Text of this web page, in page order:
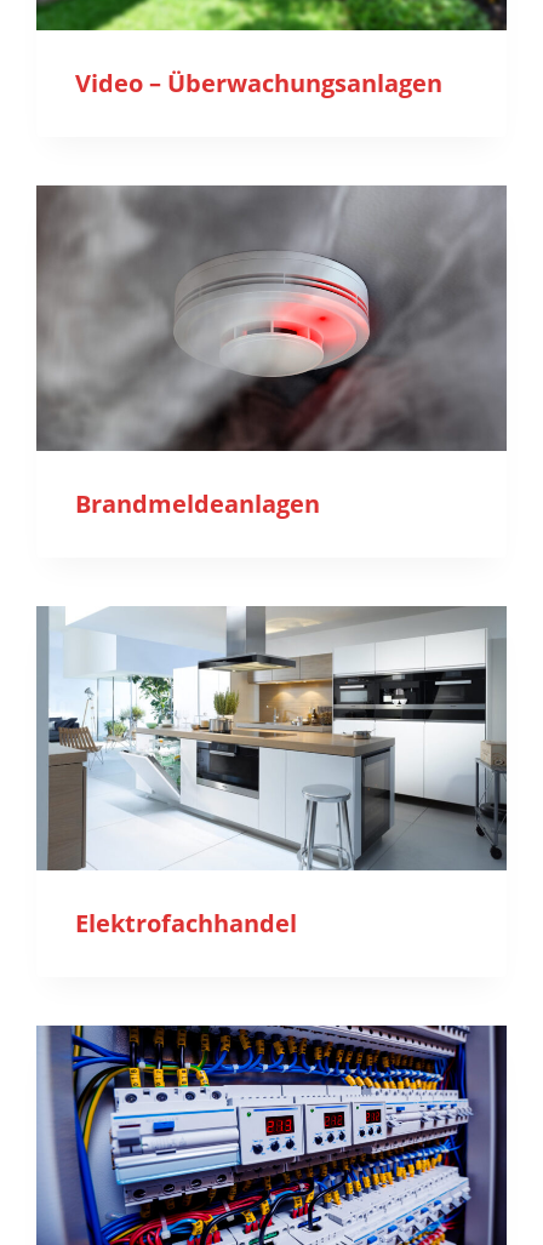
Video – Überwachungsanlagen
Brandmeldeanlagen
Elektrofachhandel